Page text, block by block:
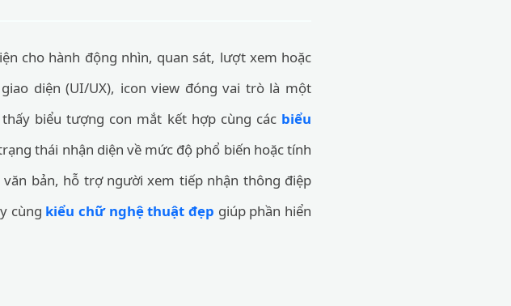
cho hành động nhìn, quan sát, lượt xem hoặc
diện (UI/UX), icon view đóng vai trò là một
biểu tượng con mắt kết hợp cùng các biểu
thái nhận diện về mức độ phổ biến hoặc tính
bản, hỗ trợ người xem tiếp nhận thông điệp
cùng kiểu chữ nghệ thuật đẹp giúp phần hiển